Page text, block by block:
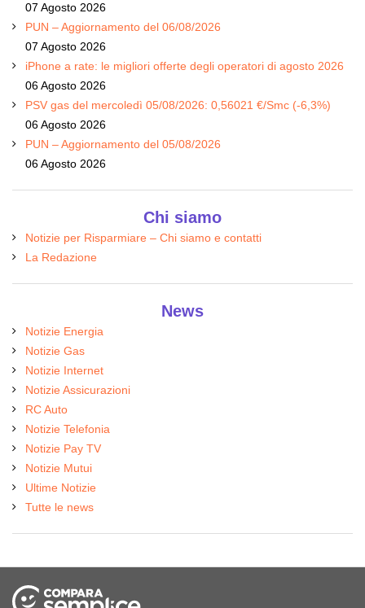
07 Agosto 2026
PUN – Aggiornamento del 06/08/2026
07 Agosto 2026
iPhone a rate: le migliori offerte degli operatori di agosto 2026
06 Agosto 2026
PSV gas del mercoledì 05/08/2026: 0,56021 €/Smc (-6,3%)
06 Agosto 2026
PUN – Aggiornamento del 05/08/2026
06 Agosto 2026
Chi siamo
Notizie per Risparmiare – Chi siamo e contatti
La Redazione
News
Notizie Energia
Notizie Gas
Notizie Internet
Notizie Assicurazioni
RC Auto
Notizie Telefonia
Notizie Pay TV
Notizie Mutui
Ultime Notizie
Tutte le news